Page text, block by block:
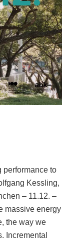
performance to
Kessling,
– 11.12. –
massive energy
the way we
Incremental